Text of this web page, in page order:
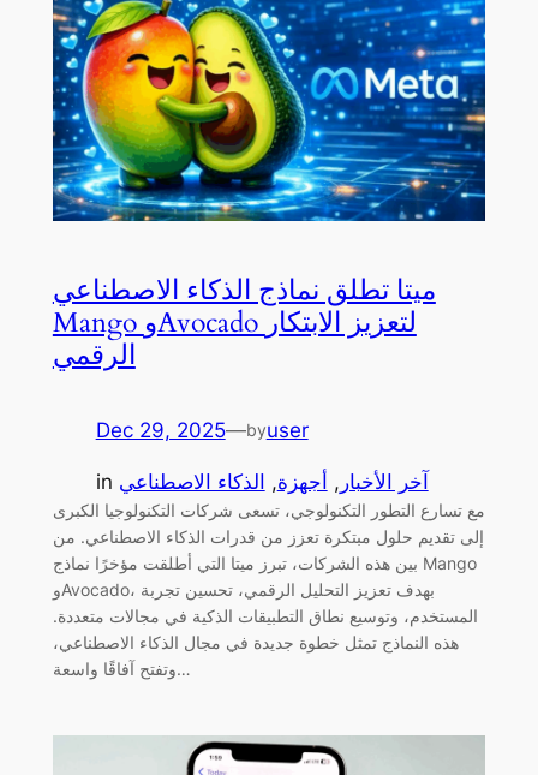
ميتا تطلق نماذج الذكاء الاصطناعي
Mango وAvocado لتعزيز الابتكار
الرقمي
Dec 29, 2025—byuser
in آخر الأخبار , أجهزة, الذكاء الاصطناعي
مع تسارع التطور التكنولوجي، تسعى شركات التكنولوجيا الكبرى
إلى تقديم حلول مبتكرة تعزز من قدرات الذكاء الاصطناعي. من
بين هذه الشركات، تبرز ميتا التي أطلقت مؤخرًا نماذج Mango
وAvocado، بهدف تعزيز التحليل الرقمي، تحسين تجربة
المستخدم، وتوسيع نطاق التطبيقات الذكية في مجالات متعددة.
هذه النماذج تمثل خطوة جديدة في مجال الذكاء الاصطناعي،
وتفتح آفاقًا واسعة…